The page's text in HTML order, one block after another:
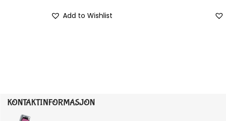
Add to Wishlist
KONTAKTINFORMASJON